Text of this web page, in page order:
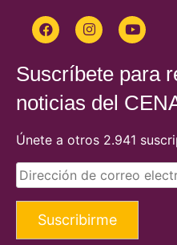
Suscríbete para
noticias del
Únete a otros 2.941
Suscribirme